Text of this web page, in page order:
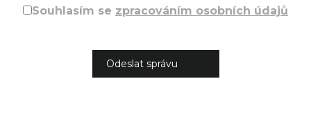
Souhlasím se zpracováním osobních údajů